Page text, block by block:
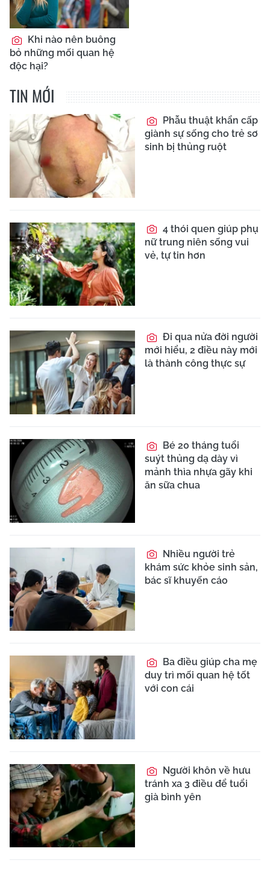
Khi nào nên buông
bỏ những mối quan hệ
độc hại?
TIN MỚI
Phẫu thuật khẩn cấp
giành sự sống cho trẻ sơ
sinh bị thủng ruột
4 thói quen giúp phụ
nữ trung niên sống vui
vẻ, tự tin hơn
Đi qua nửa đời người
mới hiểu, 2 điều này mới
là thành công thực sự
Bé 20 tháng tuổi
suýt thủng dạ dày vì
mảnh thìa nhựa gãy khi
ăn sữa chua
Nhiều người trẻ
khám sức khỏe sinh sản,
bác sĩ khuyến cáo
Ba điều giúp cha mẹ
duy trì mối quan hệ tốt
với con cái
Người khôn về hưu
tránh xa 3 điều để tuổi
già bình yên